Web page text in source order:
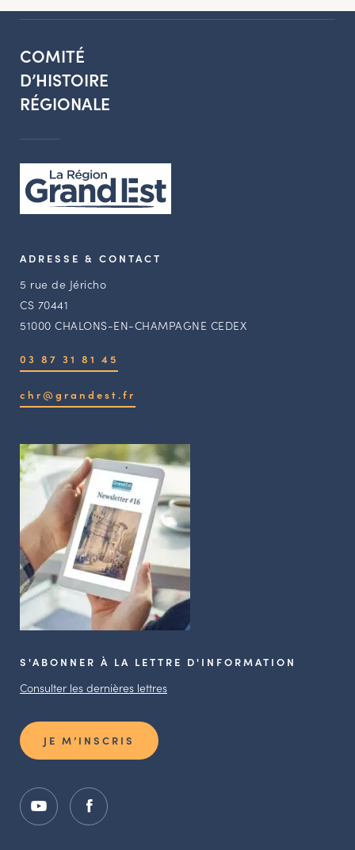
COMITÉ
D’HISTOIRE
RÉGIONALE
ADRESSE & CONTACT
5 rue de Jéricho
CS 70441
51000 CHALONS-EN-CHAMPAGNE CEDEX
03 87 31 81 45
chr@grandest.fr
S'ABONNER À LA LETTRE D'INFORMATION
Consulter les dernières lettres
JE M’INSCRIS